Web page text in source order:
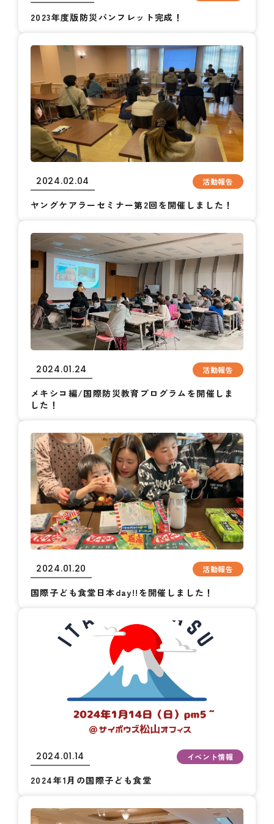
2023年度版防災パンフレット完成！
2024.02.04 活動報告
ヤングケアラーセミナー第2回を開催しました！
2024.01.24 活動報告
メキシコ編/国際防災教育プログラムを開催しま
した！
2024.01.20 活動報告
国際子ども食堂日本day!!を開催しました！
2024.01.14 イベント情報
2024年1月の国際子ども食堂